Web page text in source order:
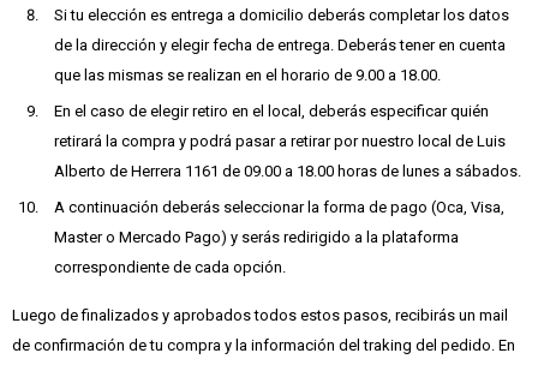
Si tu elección es entrega a domicilio deberás completar los datos
de la dirección y elegir fecha de entrega. Deberás tener en cuenta
que las mismas se realizan en el horario de 9.00 a 18.00.
En el caso de elegir retiro en el local, deberás especificar quién
retirará la compra y podrá pasar a retirar por nuestro local de Luis
Alberto de Herrera 1161 de 09.00 a 18.00 horas de lunes a sábados.
A continuación deberás seleccionar la forma de pago (Oca, Visa,
Master o Mercado Pago) y serás redirigido a la plataforma
correspondiente de cada opción.
Luego de finalizados y aprobados todos estos pasos, recibirás un mail
de confirmación de tu compra y la información del traking del pedido. En